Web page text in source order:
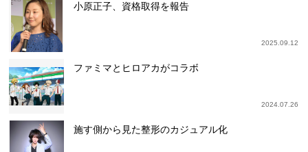
小原正子、資格取得を報告
2025.09.12
ファミマとヒロアカがコラボ
2024.07.26
施す側から見た整形のカジュアル化